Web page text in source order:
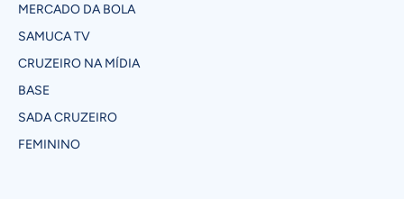
MERCADO DA BOLA
SAMUCA TV
CRUZEIRO NA MÍDIA
BASE
SADA CRUZEIRO
FEMININO